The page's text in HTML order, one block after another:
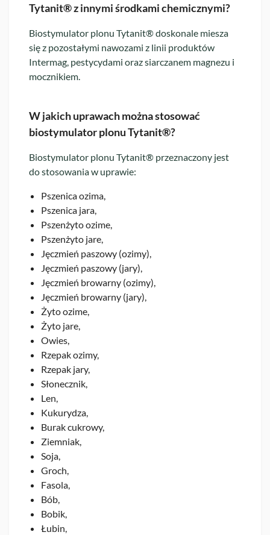
Tytanit® z innymi środkami chemicznymi?
Biostymulator plonu Tytanit® doskonale miesza
się z pozostałymi nawozami z linii produktów
Intermag, pestycydami oraz siarczanem magnezu i
mocznikiem.
W jakich uprawach można stosować
biostymulator plonu Tytanit®?
Biostymulator plonu Tytanit® przeznaczony jest
do stosowania w uprawie:
Pszenica ozima,
Pszenica jara,
Pszenżyto ozime,
Pszenżyto jare,
Jęczmień paszowy (ozimy),
Jęczmień paszowy (jary),
Jęczmień browarny (ozimy),
Jęczmień browarny (jary),
Żyto ozime,
Żyto jare,
Owies,
Rzepak ozimy,
Rzepak jary,
Słonecznik,
Len,
Kukurydza,
Burak cukrowy,
Ziemniak,
Soja,
Groch,
Fasola,
Bób,
Bobik,
Łubin,